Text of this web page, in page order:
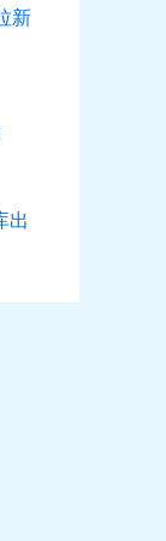
新
出